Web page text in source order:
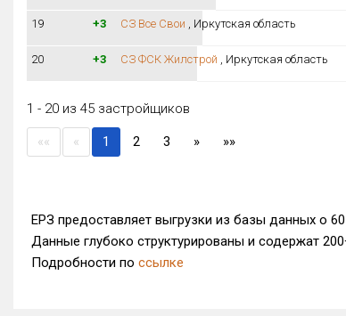
19 +3 СЗ Все Свои , Иркутская область
20 +3 СЗ ФСК Жилстрой , Иркутская область
1 - 20 из 45 застройщиков
«« « 1 2 3 » »»
ЕРЗ предоставляет выгрузки из базы данных о
Данные глубоко структурированы и содержат
Подробности по ссылке